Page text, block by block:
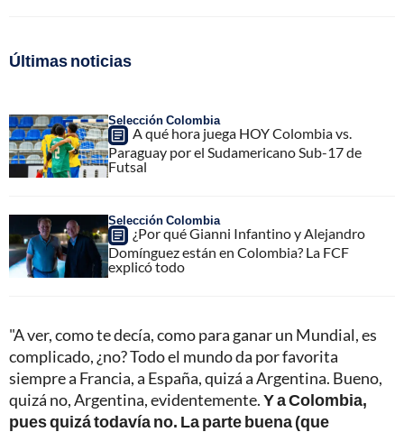
Últimas noticias
Selección Colombia
A qué hora juega HOY Colombia vs.
Paraguay por el Sudamericano Sub-17 de
Futsal
Selección Colombia
¿Por qué Gianni Infantino y Alejandro
Domínguez están en Colombia? La FCF
explicó todo
"A ver, como te decía, como para ganar un Mundial, es
complicado, ¿no? Todo el mundo da por favorita
siempre a Francia, a España, quizá a Argentina. Bueno,
quizá no, Argentina, evidentemente.Y a Colombia,
pues quizá todavía no. La parte buena (que